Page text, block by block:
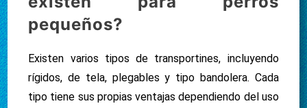
pequeños?
Existen varios tipos de transportines, incluyendo
rígidos, de tela, plegables y tipo bandolera. Cada
tipo tiene sus propias ventajas dependiendo del uso